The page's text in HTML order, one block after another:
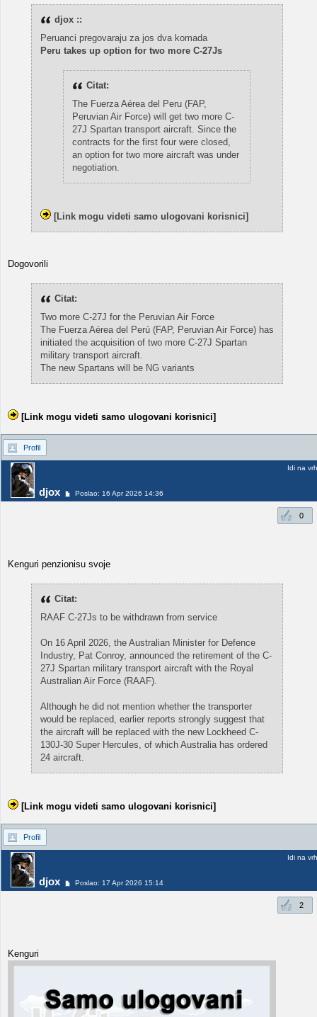
djox ::
Peruanci pregovaraju za jos dva komada
Peru takes up option for two more C-27Js
Citat:
The Fuerza Aérea del Peru (FAP,
Peruvian Air Force) will get two more C-
27J Spartan transport aircraft. Since the
contracts for the first four were closed,
an option for two more aircraft was under
negotiation.
[Link mogu videti samo ulogovani korisnici]
Dogovorili
Citat:
Two more C-27J for the Peruvian Air Force
The Fuerza Aérea del Perú (FAP, Peruvian Air Force) has
initiated the acquisition of two more C-27J Spartan
military transport aircraft.
The new Spartans will be NG variants
[Link mogu videti samo ulogovani korisnici]
Profil
djox Poslao: 16 Apr 2026 14:36
Idi na vrh
0
Kenguri penzionisu svoje
Citat:
RAAF C-27Js to be withdrawn from service
On 16 April 2026, the Australian Minister for Defence
Industry, Pat Conroy, announced the retirement of the C-
27J Spartan military transport aircraft with the Royal
Australian Air Force (RAAF).
Although he did not mention whether the transporter
would be replaced, earlier reports strongly suggest that
the aircraft will be replaced with the new Lockheed C-
130J-30 Super Hercules, of which Australia has ordered
24 aircraft.
[Link mogu videti samo ulogovani korisnici]
Profil
djox Poslao: 17 Apr 2026 15:14
Idi na vrh
2
Kenguri